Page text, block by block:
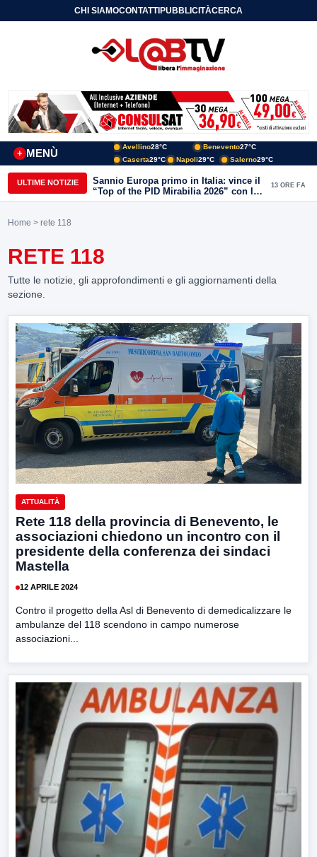
CHI SIAMOCONTATTIPUBBLICITÀCERCA
MENÙ
+
Avellino28°C Benevento27°C
Caserta29°C Napoli29°C Salerno29°C
ULTIME NOTIZIE
Sannio Europa primo in Italia: vince il
“Top of the PID Mirabilia 2026” con la
realtà virtuale nei musei del Sannio
13 ORE FA
Home > rete 118
RETE 118
Tutte le notizie, gli approfondimenti e gli aggiornamenti della
sezione.
ATTUALITÀ
Rete 118 della provincia di Benevento, le
associazioni chiedono un incontro con il
presidente della conferenza dei sindaci
Mastella
12 APRILE 2024
Contro il progetto della Asl di Benevento di demedicalizzare le
ambulanze del 118 scendono in campo numerose
associazioni...